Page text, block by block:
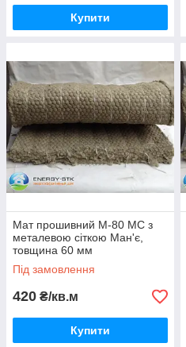
Купити
Мат прошивний М-80 МС з
металевою сіткою Ман'є,
товщина 60 мм
Під замовлення
420 ₴/кв.м
Купити